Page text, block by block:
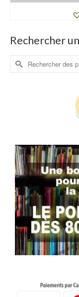
Rechercher
Rechercher :